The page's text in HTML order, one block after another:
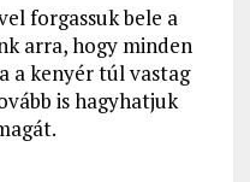
forgassuk bele a
arra, hogy minden
a kenyér túl vastag
is hagyhatjuk